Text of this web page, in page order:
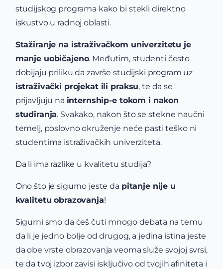
studijskog programa kako bi stekli direktno
iskustvo u radnoj oblasti.
Stažiranje na istraživačkom univerzitetu je
manje uobičajeno. Međutim, studenti često
dobijaju priliku da završe studijski program uz
istraživački projekat ili praksu, te da se
prijavljuju na internship-e tokom i nakon
studiranja. Svakako, nakon što se stekne naučni
temelj, poslovno okruženje neće pasti teško ni
studentima istraživačkih univerziteta.
Da li ima razlike u kvalitetu studija?
Ono što je sigurno jeste da pitanje nije u
kvalitetu obrazovanja!
Sigurni smo da ćeš čuti mnogo debata na temu
da li je jedno bolje od drugog, a jedina istina jeste
da obe vrste obrazovanja veoma služe svojoj svrsi,
te da tvoj izbor zavisi isključivo od tvojih afiniteta i